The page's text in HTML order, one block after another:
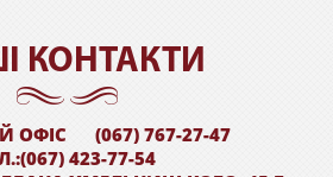
КОНТАКТИ
ОФІС
(067) 767-27-47
423-77-54